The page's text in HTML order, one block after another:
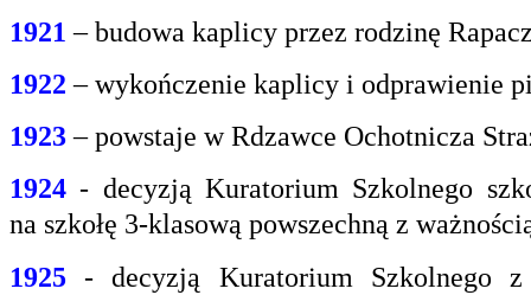
1921 – budowa kaplicy przez rodzinę
1922 – wykończenie kaplicy i odprawienie
1923– powstaje w Rdzawce Ochotnicza
1924 - decyzją Kuratorium Szkolnego
na szkołę 3-klasową powszechną z
1925 - decyzją Kuratorium Szkolnego